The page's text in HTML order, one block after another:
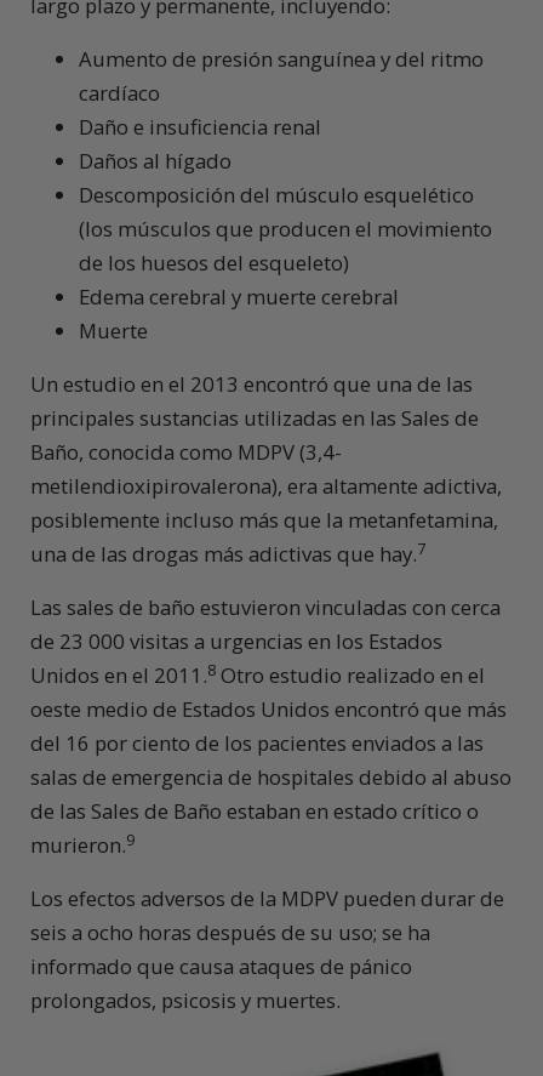
largo plazo y permanente, incluyendo:
Aumento de presión sanguínea y del ritmo
cardíaco
Daño e insuficiencia renal
Daños al hígado
Descomposición del músculo esquelético
(los músculos que producen el movimiento
de los huesos del esqueleto)
Edema cerebral y muerte cerebral
Muerte
Un estudio en el 2013 encontró que una de las
principales sustancias utilizadas en las Sales de
Baño, conocida como MDPV (3,4-
metilendioxipirovalerona), era altamente adictiva,
posiblemente incluso más que la metanfetamina,
una de las drogas más adictivas que hay.7
Las sales de baño estuvieron vinculadas con cerca
de 23 000 visitas a urgencias en los Estados
Unidos en el 2011.8 Otro estudio realizado en el
oeste medio de Estados Unidos encontró que más
del 16 por ciento de los pacientes enviados a las
salas de emergencia de hospitales debido al abuso
de las Sales de Baño estaban en estado crítico o
murieron.9
Los efectos adversos de la MDPV pueden durar de
seis a ocho horas después de su uso; se ha
informado que causa ataques de pánico
prolongados, psicosis y muertes.